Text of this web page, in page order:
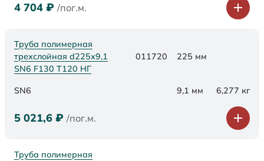
4 704 ₽ /пог.м.
Труба полимерная
трехслойная d225х9,1
SN6 F130 Т120 НГ
011720 225 мм
SN6 9,1 мм 6,277 кг
5 021,6 ₽ /пог.м.
Труба полимерная